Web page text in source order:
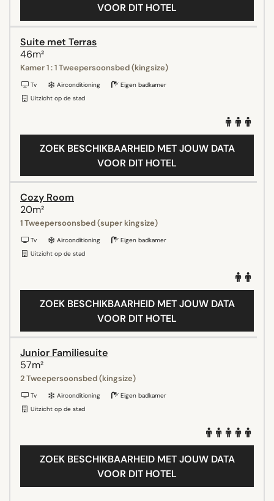
VOOR DIT HOTEL
Suite met Terras
46m²
Kamer 1 : 1 Tweepersoonsbed (kingsize)
Tv Airconditioning
Eigen badkamer
Uitzicht op de stad
ZOEK BESCHIKBAARHEID MET JOUW DATA
VOOR DIT HOTEL
Cozy Room
20m²
1 Tweepersoonsbed (super kingsize)
Tv Airconditioning
Eigen badkamer
Uitzicht op de stad
ZOEK BESCHIKBAARHEID MET JOUW DATA
VOOR DIT HOTEL
Junior Familiesuite
57m²
2 Tweepersoonsbed (kingsize)
Tv Airconditioning
Eigen badkamer
Uitzicht op de stad
ZOEK BESCHIKBAARHEID MET JOUW DATA
VOOR DIT HOTEL